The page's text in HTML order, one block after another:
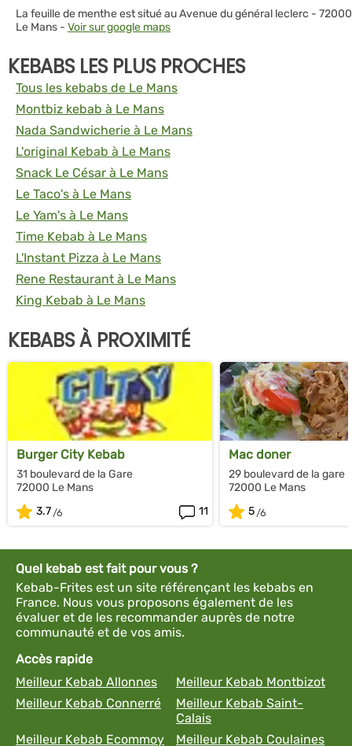
La feuille de menthe est situé au Avenue du général leclerc - 72000
Le Mans - Voir sur google maps
KEBABS LES PLUS PROCHES
Tous les kebabs de Le Mans
Montbiz kebab à Le Mans
Nada Sandwicherie à Le Mans
L'original Kebab à Le Mans
Snack Le César à Le Mans
Le Taco's à Le Mans
Le Yam's à Le Mans
Time Kebab à Le Mans
L'Instant Pizza à Le Mans
Rene Restaurant à Le Mans
King Kebab à Le Mans
KEBABS À PROXIMITÉ
Burger City Kebab
31 boulevard de la Gare
72000 Le Mans
3.7
11
Mac doner
29 boulevard de la gare
72000 Le Mans
5
Quel kebab est fait pour vous ?
Kebab-Frites est un site référençant les kebabs en
France. Nous vous proposons également de les
évaluer et de les recommander auprès de notre
communauté et de vos amis.
Accès rapide
Meilleur Kebab Allonnes
Meilleur Kebab Montbizot
Meilleur Kebab Connerré
Meilleur Kebab Saint-
Calais
Meilleur Kebab Ecommoy
Meilleur Kebab Coulaines